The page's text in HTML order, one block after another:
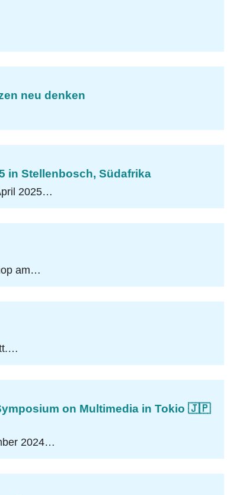
neu denken
in Stellenbosch, Südafrika
2025…
am…
on Multimedia in Tokio 🇯🇵
2024…